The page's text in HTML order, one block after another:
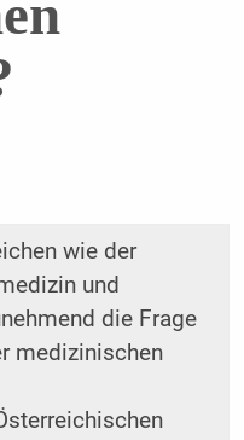
wie der
und
die Frage
medizinischen